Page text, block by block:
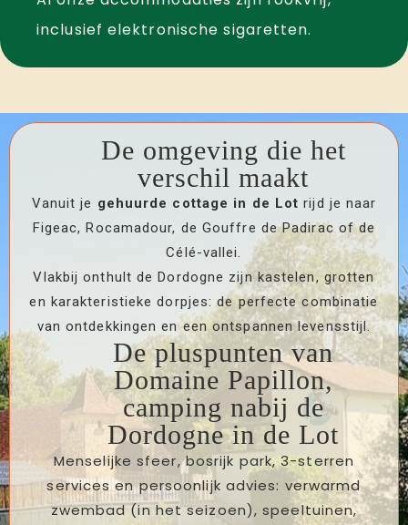
inclusief elektronische sigaretten.
De omgeving die het
verschil maakt
Vanuit je gehuurde cottage in de Lot rijd je naar
Figeac, Rocamadour, de Gouffre de Padirac of de
Célé-vallei.
Vlakbij onthult de Dordogne zijn kastelen, grotten
en karakteristieke dorpjes: de perfecte combinatie
van ontdekkingen en een ontspannen levensstijl.
De pluspunten van
Domaine Papillon,
camping nabij de
Dordogne in de Lot
Menselijke sfeer, bosrijk park, 3-sterren
services en persoonlijk advies: verwarmd
zwembad (in het seizoen), speeltuinen,